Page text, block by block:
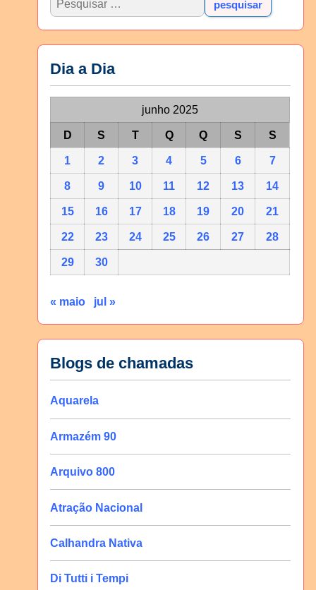
Dia a Dia
junho 2025
D S T Q Q S S
1 2 3 4 5 6 7
8 9 10 11 12 13 14
15 16 17 18 19 20 21
22 23 24 25 26 27 28
29 30
« maio jul »
Blogs de chamadas
Aquarela
Armazém 90
Arquivo 800
Atração Nacional
Calhandra Nativa
Di Tutti i Tempi